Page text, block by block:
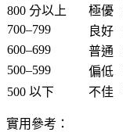
800 分以上
極優
700–799
良好
600–699
普通
500–599
偏低
500 以下
不佳
實用參考：